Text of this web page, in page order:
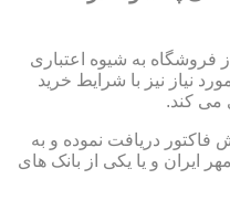
فروشگاه به شیوه اعتباری
نیاز نیز با شرایط خرید
می کند.
فاکتور دریافت نموده و به
ایران و یا یکی از بانک های